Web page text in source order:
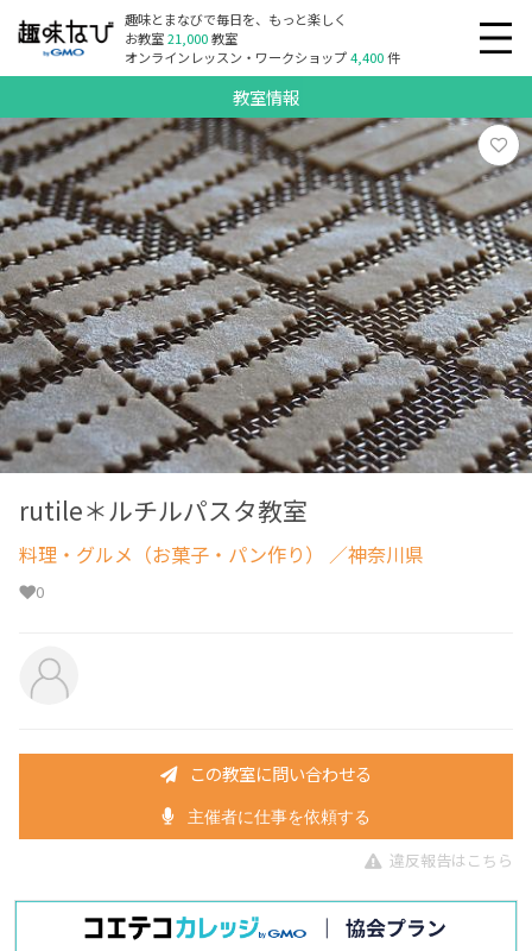
趣味とまなびで毎日を、もっと楽しく
お教室21,000教室
オンラインレッスン・ワークショップ4,400件
教室情報
rutile＊ルチルパスタ教室
料理・グルメ（お菓子・パン作り） ／神奈川県
0
この教室に問い合わせる
主催者に仕事を依頼する
違反報告はこちら